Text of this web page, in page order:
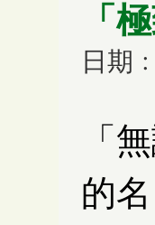
「
日期
「
的